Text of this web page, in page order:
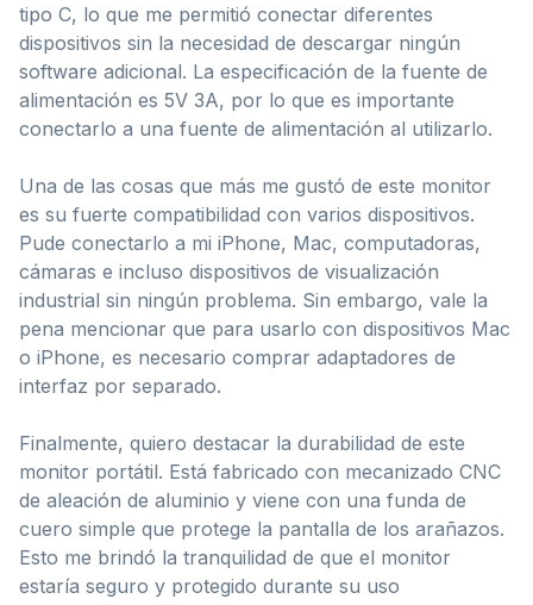
tipo C, lo que me permitió conectar diferentes
dispositivos sin la necesidad de descargar ningún
software adicional. La especificación de la fuente de
alimentación es 5V 3A, por lo que es importante
conectarlo a una fuente de alimentación al utilizarlo.
Una de las cosas que más me gustó de este monitor
es su fuerte compatibilidad con varios dispositivos.
Pude conectarlo a mi iPhone, Mac, computadoras,
cámaras e incluso dispositivos de visualización
industrial sin ningún problema. Sin embargo, vale la
pena mencionar que para usarlo con dispositivos Mac
o iPhone, es necesario comprar adaptadores de
interfaz por separado.
Finalmente, quiero destacar la durabilidad de este
monitor portátil. Está fabricado con mecanizado CNC
de aleación de aluminio y viene con una funda de
cuero simple que protege la pantalla de los arañazos.
Esto me brindó la tranquilidad de que el monitor
estaría seguro y protegido durante su uso